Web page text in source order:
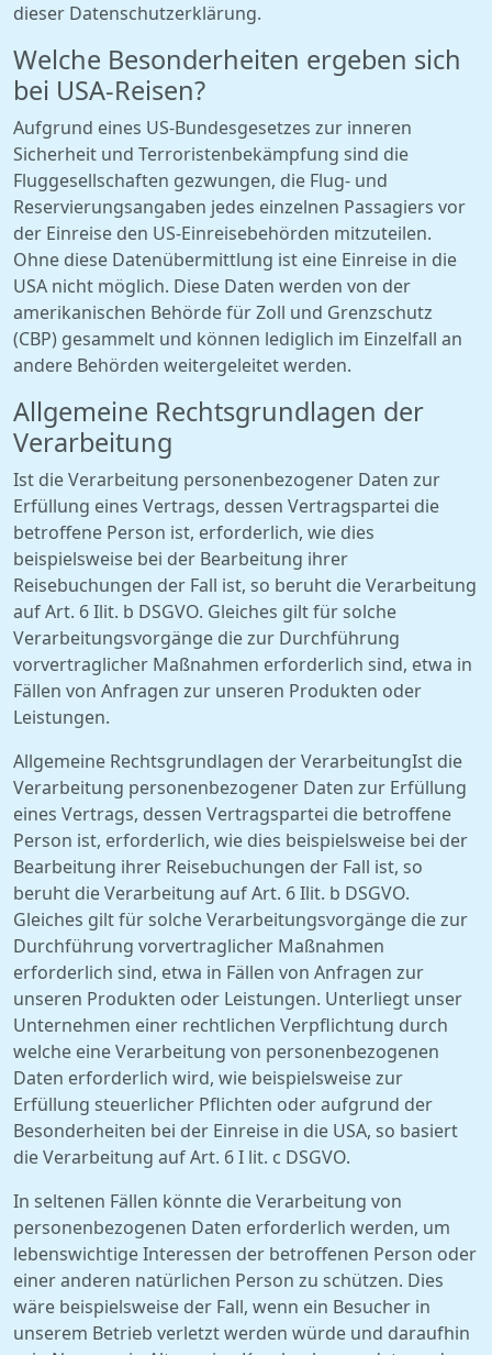
dieser Datenschutzerklärung.
Welche Besonderheiten ergeben sich
bei USA-Reisen?
Aufgrund eines US-Bundesgesetzes zur inneren
Sicherheit und Terroristenbekämpfung sind die
Fluggesellschaften gezwungen, die Flug- und
Reservierungsangaben jedes einzelnen Passagiers vor
der Einreise den US-Einreisebehörden mitzuteilen.
Ohne diese Datenübermittlung ist eine Einreise in die
USA nicht möglich. Diese Daten werden von der
amerikanischen Behörde für Zoll und Grenzschutz
(CBP) gesammelt und können lediglich im Einzelfall an
andere Behörden weitergeleitet werden.
Allgemeine Rechtsgrundlagen der
Verarbeitung
Ist die Verarbeitung personenbezogener Daten zur
Erfüllung eines Vertrags, dessen Vertragspartei die
betroffene Person ist, erforderlich, wie dies
beispielsweise bei der Bearbeitung ihrer
Reisebuchungen der Fall ist, so beruht die Verarbeitung
auf Art. 6 Ilit. b DSGVO. Gleiches gilt für solche
Verarbeitungsvorgänge die zur Durchführung
vorvertraglicher Maßnahmen erforderlich sind, etwa in
Fällen von Anfragen zur unseren Produkten oder
Leistungen.
Allgemeine Rechtsgrundlagen der VerarbeitungIst die
Verarbeitung personenbezogener Daten zur Erfüllung
eines Vertrags, dessen Vertragspartei die betroffene
Person ist, erforderlich, wie dies beispielsweise bei der
Bearbeitung ihrer Reisebuchungen der Fall ist, so
beruht die Verarbeitung auf Art. 6 Ilit. b DSGVO.
Gleiches gilt für solche Verarbeitungsvorgänge die zur
Durchführung vorvertraglicher Maßnahmen
erforderlich sind, etwa in Fällen von Anfragen zur
unseren Produkten oder Leistungen. Unterliegt unser
Unternehmen einer rechtlichen Verpflichtung durch
welche eine Verarbeitung von personenbezogenen
Daten erforderlich wird, wie beispielsweise zur
Erfüllung steuerlicher Pflichten oder aufgrund der
Besonderheiten bei der Einreise in die USA, so basiert
die Verarbeitung auf Art. 6 I lit. c DSGVO.
In seltenen Fällen könnte die Verarbeitung von
personenbezogenen Daten erforderlich werden, um
lebenswichtige Interessen der betroffenen Person oder
einer anderen natürlichen Person zu schützen. Dies
wäre beispielsweise der Fall, wenn ein Besucher in
unserem Betrieb verletzt werden würde und daraufhin